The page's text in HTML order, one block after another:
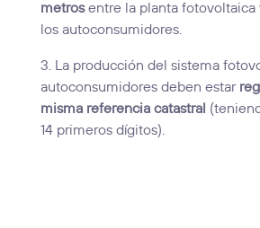
metrosentre la planta fotovoltaica
los autoconsumidores.
3. La producción del sistema
autoconsumidores deben estar
misma referencia catastral
14 primeros dígitos).